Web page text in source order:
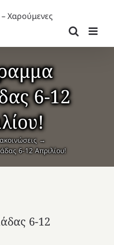
6-12
6-12 Απριλίου!
6-12